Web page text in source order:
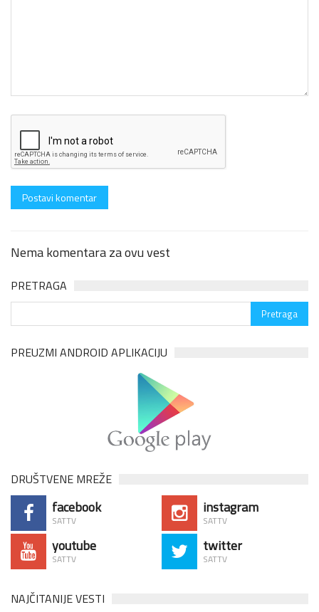
Nema komentara za ovu vest
PRETRAGA
PREUZMI ANDROID APLIKACIJU
DRUŠTVENE MREŽE
facebook
SATTV
instagram
SATTV
youtube
SATTV
twitter
SATTV
NAJČITANIJE VESTI